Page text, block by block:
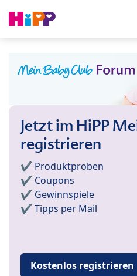
Jetzt im HiPP
registrieren
✔️ Produktproben
✔️ Coupons
✔️ Gewinnspiele
✔️ Tipps per Mail
Kostenlos registrieren